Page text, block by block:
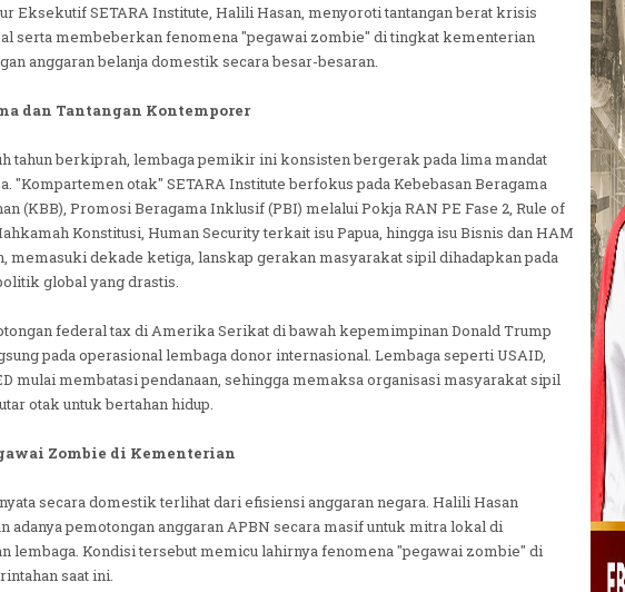
Eksekutif SETARA Institute, Halili Hasan, menyoroti tantangan berat krisis
serta membeberkan fenomena "pegawai zombie" di tingkat kementerian
anggaran belanja domestik secara besar-besaran.
dan Tantangan Kontemporer
tahun berkiprah, lembaga pemikir ini konsisten bergerak pada lima mandat
"Kompartemen otak" SETARA Institute berfokus pada Kebebasan Beragama
(KBB), Promosi Beragama Inklusif (PBI) melalui Pokja RAN PE Fase 2, Rule of
Konstitusi, Human Security terkait isu Papua, hingga isu Bisnis dan HAM
memasuki dekade ketiga, lanskap gerakan masyarakat sipil dihadapkan pada
global yang drastis.
federal tax di Amerika Serikat di bawah kepemimpinan Donald Trump
pada operasional lembaga donor internasional. Lembaga seperti USAID,
mulai membatasi pendanaan, sehingga memaksa organisasi masyarakat sipil
otak untuk bertahan hidup.
Zombie di Kementerian
secara domestik terlihat dari efisiensi anggaran negara. Halili Hasan
adanya pemotongan anggaran APBN secara masif untuk mitra lokal di
lembaga. Kondisi tersebut memicu lahirnya fenomena "pegawai zombie" di
saat ini.